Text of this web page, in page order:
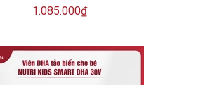
1.085.000₫